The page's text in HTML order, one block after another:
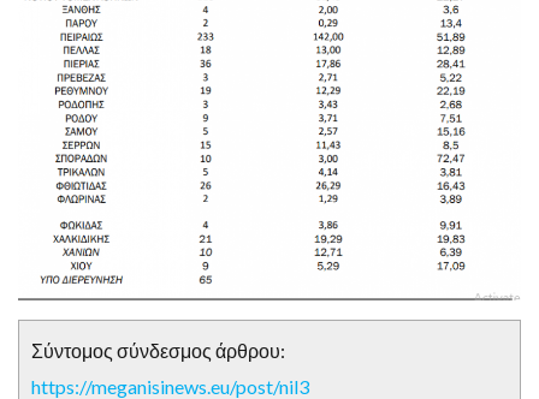
Σύντομος σύνδεσμος άρθρου:
https://meganisinews.eu/post/nil3